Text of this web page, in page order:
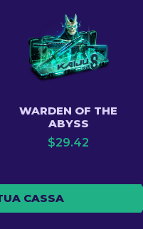
WARDEN OF THE
ABYSS
$29.42
CASSA